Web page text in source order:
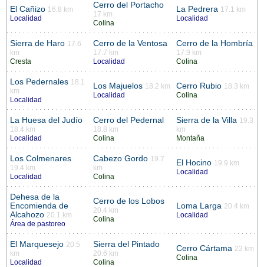
El Cañizo 16.8 km
Localidad
Cerro del Portacho
17 km
Colina
La Pedrera 17.1 km
Localidad
Sierra de Haro 17.6
km
Cresta
Cerro de la Ventosa
17.7 km
Localidad
Cerro de la Hombría
17.9 km
Colina
Los Pedernales 18.1
km
Localidad
Los Majuelos 18.2 km
Localidad
Cerro Rubio 18.3 km
Colina
La Huesa del Judío
18.4 km
Localidad
Cerro del Pedernal
18.8 km
Colina
Sierra de la Villa 19.3
km
Montaña
Los Colmenares
19.4 km
Localidad
Cabezo Gordo 19.7
km
Colina
El Hocino 19.9 km
Localidad
Dehesa de la
Encomienda de
Alcahozo 20.1 km
Área de pastoreo
Cerro de los Lobos
20.4 km
Colina
Loma Larga 20.4 km
Localidad
El Marquesejo 20.5
km
Localidad
Sierra del Pintado
20.6 km
Colina
Cerro Cártama 22 km
Colina